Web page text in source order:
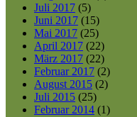
Juli 2017 (5)
Juni 2017 (15)
Mai 2017 (25)
April 2017 (22)
März 2017 (22)
Februar 2017 (2)
August 2015 (2)
Juli 2015 (25)
Februar 2014 (1)